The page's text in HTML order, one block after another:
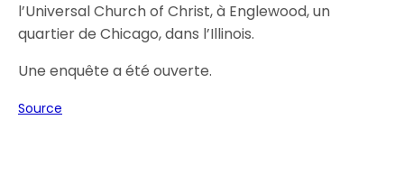
l’Universal Church of Christ, à Englewood, un
quartier de Chicago, dans l’Illinois.
Une enquête a été ouverte.
Source